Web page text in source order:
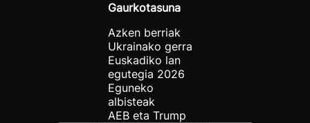
Gaurkotasuna
Azken berriak
Ukrainako gerra
Euskadiko lan
egutegia 2026
Eguneko
albisteak
AEB eta Trump